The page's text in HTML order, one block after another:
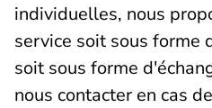
individuelles, nous
service soit sous forme
soit sous forme
nous contacter en cas